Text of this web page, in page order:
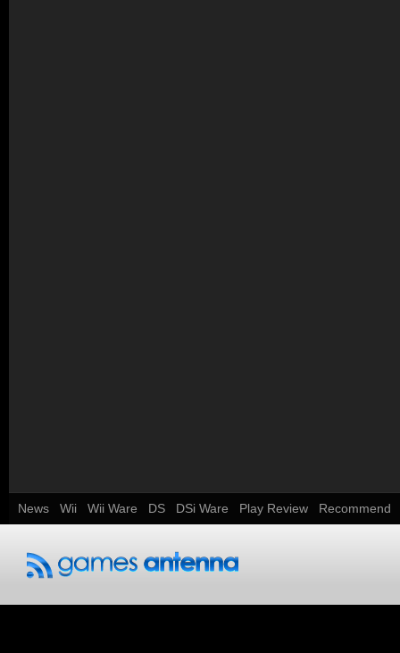
News Wii Wii Ware DS DSi Ware Play Review Recommend